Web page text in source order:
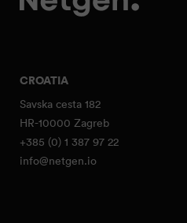
CROATIA
Savska cesta 182
HR-10000 Zagreb
+385 (0) 1 387 97 22
info@netgen.io